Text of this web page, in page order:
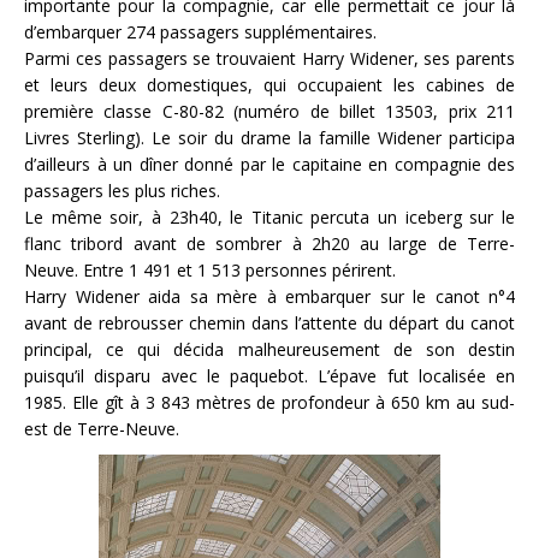
importante pour la compagnie, car elle permettait ce jour là
d’embarquer 274 passagers supplémentaires.
Parmi ces passagers se trouvaient Harry Widener, ses parents
et leurs deux domestiques, qui occupaient les cabines de
première classe C-80-82 (numéro de billet 13503, prix 211
Livres Sterling). Le soir du drame la famille Widener participa
d’ailleurs à un dîner donné par le capitaine en compagnie des
passagers les plus riches.
Le même soir, à 23h40, le Titanic percuta un iceberg sur le
flanc tribord avant de sombrer à 2h20 au large de Terre-
Neuve. Entre 1 491 et 1 513 personnes périrent.
Harry Widener aida sa mère à embarquer sur le canot n°4
avant de rebrousser chemin dans l’attente du départ du canot
principal, ce qui décida malheureusement de son destin
puisqu’il disparu avec le paquebot. L’épave fut localisée en
1985. Elle gît à 3 843 mètres de profondeur à 650 km au sud-
est de Terre-Neuve.